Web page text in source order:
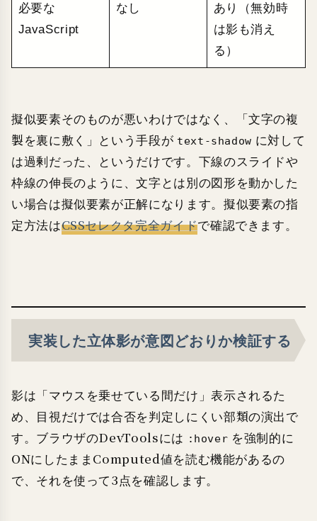
必要な
JavaScript
なし
あり（無効時
は影も消え
る）
擬似要素そのものが悪いわけではなく、「文字の複
製を裏に敷く」という手段が text-shadow に対して
は過剰だった、というだけです。下線のスライドや
枠線の伸長のように、文字とは別の図形を動かした
い場合は擬似要素が正解になります。擬似要素の指
定方法はCSSセレクタ完全ガイドで確認できます。
実装した立体影が意図どおりか検証する
影は「マウスを乗せている間だけ」表示されるた
め、目視だけでは合否を判定しにくい部類の演出で
す。ブラウザのDevToolsには :hover を強制的に
ONにしたままComputed値を読む機能があるの
で、それを使って3点を確認します。